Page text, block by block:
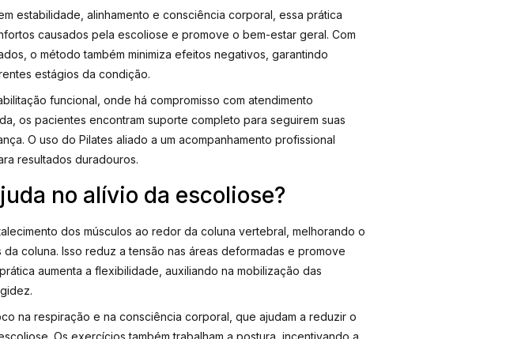
estabilidade, alinhamento e consciência corporal, essa prática
causados pela escoliose e promove o bem-estar geral. Com
o método também minimiza efeitos negativos, garantindo
estágios da condição.
funcional, onde há compromisso com atendimento
os pacientes encontram suporte completo para seguirem suas
O uso do Pilates aliado a um acompanhamento profissional
resultados duradouros.
no alívio da escoliose?
dos músculos ao redor da coluna vertebral, melhorando o
coluna. Isso reduz a tensão nas áreas deformadas e promove
aumenta a flexibilidade, auxiliando na mobilização das
na respiração e na consciência corporal, que ajudam a reduzir o
Os exercícios também trabalham a postura, incentivando a